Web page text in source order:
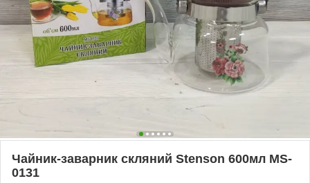
Чайник-заварник скляний Stenson 600мл MS-
0131